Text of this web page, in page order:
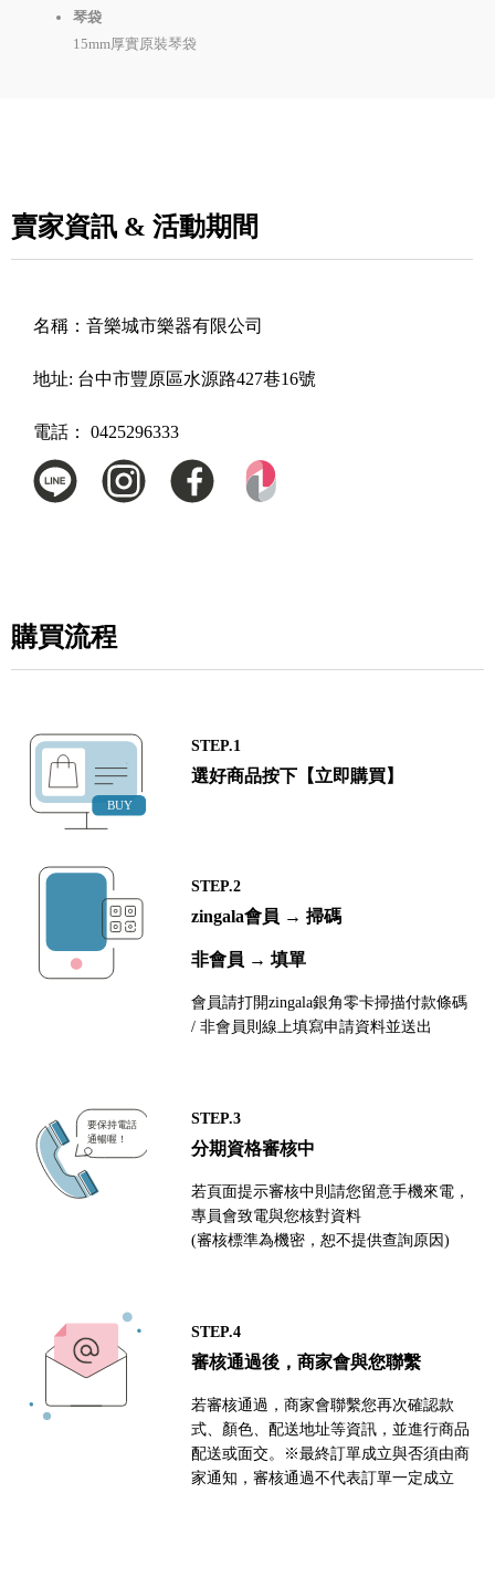
琴袋
15mm厚實原裝琴袋
賣家資訊 & 活動期間
名稱： 音樂城市樂器有限公司
地址: 台中市豐原區水源路427巷16號
電話： 0425296333
購買流程
STEP.1
選好商品按下【立即購買】
STEP.2
zingala會員 → 掃碼
非會員 → 填單
會員請打開zingala銀角零卡掃描付款條碼
/ 非會員則線上填寫申請資料並送出
STEP.3
分期資格審核中
若頁面提示審核中則請您留意手機來電，
專員會致電與您核對資料
(審核標準為機密，恕不提供查詢原因)
STEP.4
審核通過後，商家會與您聯繫
若審核通過，商家會聯繫您再次確認款
式、顏色、配送地址等資訊，並進行商品
配送或面交。※最終訂單成立與否須由商
家通知，審核通過不代表訂單一定成立